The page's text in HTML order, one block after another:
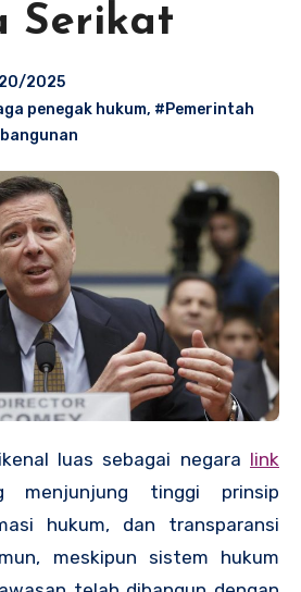
Serikat
2025
penegak hukum, #Pemerintah
luas sebagai negara link
tinggi prinsip
hukum, dan transparansi
meskipun sistem hukum